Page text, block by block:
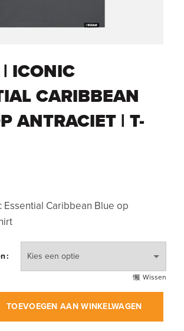
ICONIC
CARIBBEAN
ANTRACIET | T-
Essential Caribbean Blue op
Wissen
TOEVOEGEN AAN WINKELWAGEN